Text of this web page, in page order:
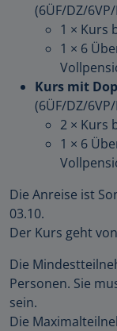
(6ÜF/DZ/
1 × Kurs
1 × 6
Kurs mit
(6ÜF/DZ/
2 × Kurs
1 × 6
Die Anreise ist
03.10.
Der Kurs geht
Die
Personen. Sie
sein.
Die